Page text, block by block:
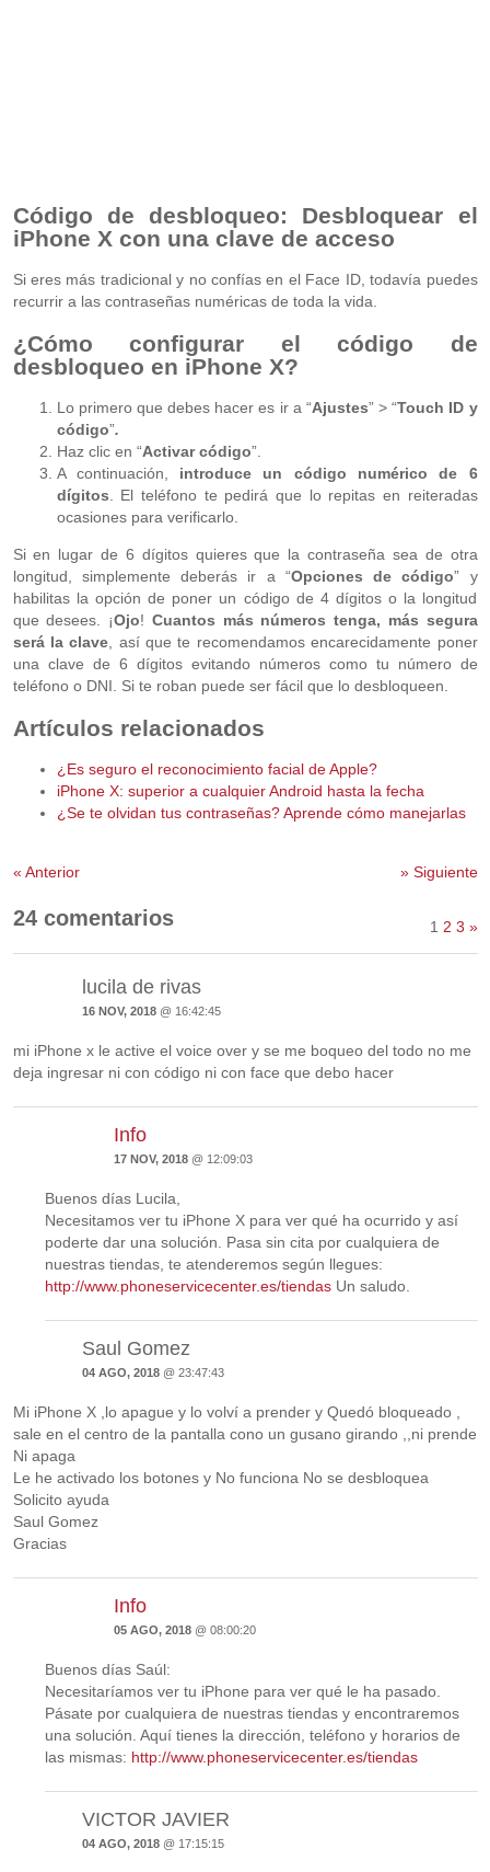
Código de desbloqueo: Desbloquear el
iPhone X con una clave de acceso
Si eres más tradicional y no confías en el Face ID, todavía puedes
recurrir a las contraseñas numéricas de toda la vida.
¿Cómo configurar el código de
desbloqueo en iPhone X?
Lo primero que debes hacer es ir a “Ajustes” > “Touch ID y
código”.
Haz clic en “Activar código”.
A continuación, introduce un código numérico de 6
dígitos. El teléfono te pedirá que lo repitas en reiteradas
ocasiones para verificarlo.
Si en lugar de 6 dígitos quieres que la contraseña sea de otra
longitud, simplemente deberás ir a “Opciones de código” y
habilitas la opción de poner un código de 4 dígitos o la longitud
que desees. ¡Ojo! Cuantos más números tenga, más segura
será la clave, así que te recomendamos encarecidamente poner
una clave de 6 dígitos evitando números como tu número de
teléfono o DNI. Si te roban puede ser fácil que lo desbloqueen.
Artículos relacionados
¿Es seguro el reconocimiento facial de Apple?
iPhone X: superior a cualquier Android hasta la fecha
¿Se te olvidan tus contraseñas? Aprende cómo manejarlas
« Anterior »Siguiente
24 comentarios 1 2 3 »
lucila de rivas
16 NOV, 2018@ 16:42:45
mi iPhone x le active el voice over y se me boqueo del todo no me
deja ingresar ni con código ni con face que debo hacer
Info
17 NOV, 2018 @ 12:09:03
Buenos días Lucila,
Necesitamos ver tu iPhone X para ver qué ha ocurrido y así
poderte dar una solución. Pasa sin cita por cualquiera de
nuestras tiendas, te atenderemos según llegues:
http://www.phoneservicecenter.es/tiendas Un saludo.
Saul Gomez
04 AGO, 2018@ 23:47:43
Mi iPhone X ,lo apague y lo volví a prender y Quedó bloqueado ,
sale en el centro de la pantalla cono un gusano girando ,,ni prende
Ni apaga
Le he activado los botones y No funciona No se desbloquea
Solicito ayuda
Saul Gomez
Gracias
Info
05 AGO, 2018 @ 08:00:20
Buenos días Saúl:
Necesitaríamos ver tu iPhone para ver qué le ha pasado.
Pásate por cualquiera de nuestras tiendas y encontraremos
una solución. Aquí tienes la dirección, teléfono y horarios de
las mismas: http://www.phoneservicecenter.es/tiendas
VICTOR JAVIER
04 AGO, 2018@ 17:15:15